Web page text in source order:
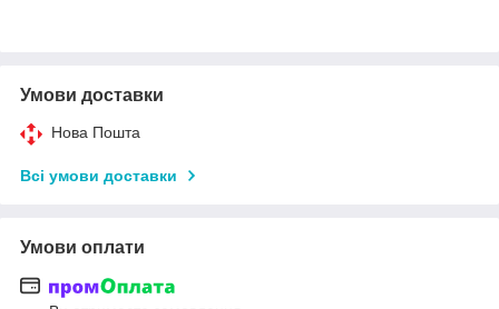
Умови доставки
Нова Пошта
Всі умови доставки
Умови оплати